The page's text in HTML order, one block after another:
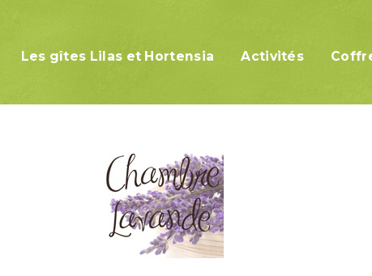
Les gîtes Lilas et Hortensia Activités